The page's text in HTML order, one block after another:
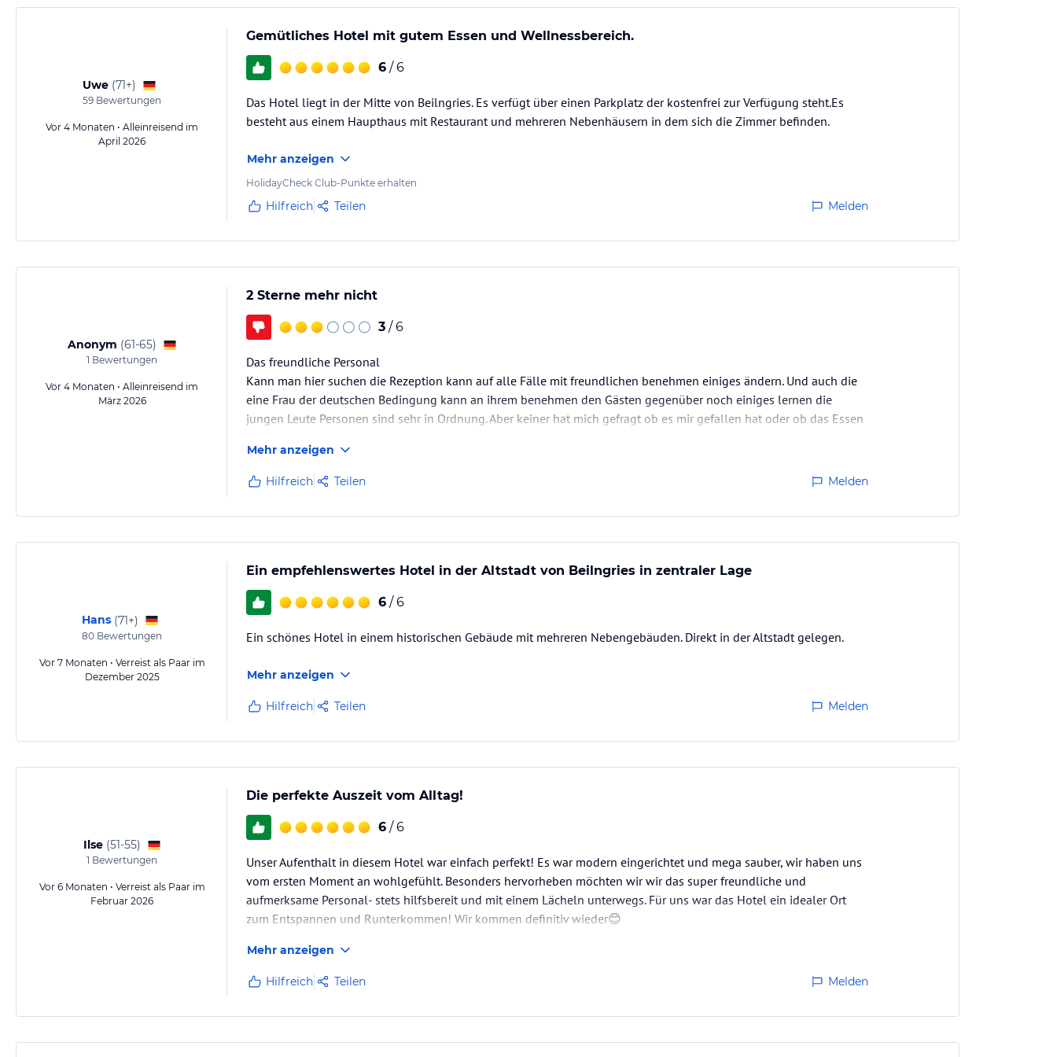
Uwe (71+)
59 Bewertungen
Vor 4 Monaten • Alleinreisend im
April 2026
Gemütliches Hotel mit gutem Essen und Wellnessbereich.
6 / 6
Das Hotel liegt in der Mitte von Beilngries. Es verfügt über einen Parkplatz der kostenfrei zur Verfügung steht.Es
besteht aus einem Haupthaus mit Restaurant und mehreren Nebenhäusern in dem sich die Zimmer befinden.
Mehr anzeigen
HolidayCheck Club-Punkte erhalten
Hilfreich Teilen Melden
Anonym (61-65)
1 Bewertungen
Vor 4 Monaten • Alleinreisend im
März 2026
2 Sterne mehr nicht
3 / 6
Das freundliche Personal
Kann man hier suchen die Rezeption kann auf alle Fälle mit freundlichen benehmen einiges ändern. Und auch die
eine Frau der deutschen Bedingung kann an ihrem benehmen den Gästen gegenüber noch einiges lernen die
jungen Leute Personen sind sehr in Ordnung. Aber keiner hat mich gefragt ob es mir gefallen hat oder ob das Essen
Das hat mir gefällt
Da kann noch einiges verbessert werden
Mehr anzeigen
Hilfreich Teilen Melden
Hans (71+)
80 Bewertungen
Vor 7 Monaten • Verreist als Paar im
Dezember 2025
Ein empfehlenswertes Hotel in der Altstadt von Beilngries in zentraler Lage
6 / 6
Ein schönes Hotel in einem historischen Gebäude mit mehreren Nebengebäuden. Direkt in der Altstadt gelegen.
Mehr anzeigen
Hilfreich Teilen Melden
Ilse (51-55)
1 Bewertungen
Vor 6 Monaten • Verreist als Paar im
Februar 2026
Die perfekte Auszeit vom Alltag!
6 / 6
Unser Aufenthalt in diesem Hotel war einfach perfekt! Es war modern eingerichtet und mega sauber, wir haben uns
vom ersten Moment an wohlgefühlt. Besonders hervorheben möchten wir wir das super freundliche und
aufmerksame Personal- stets hilfsbereit und mit einem Lächeln unterwegs. Für uns war das Hotel ein idealer Ort
zum Entspannen und Runterkommen! Wir kommen definitiv wieder😊
Mehr anzeigen
Hilfreich Teilen Melden